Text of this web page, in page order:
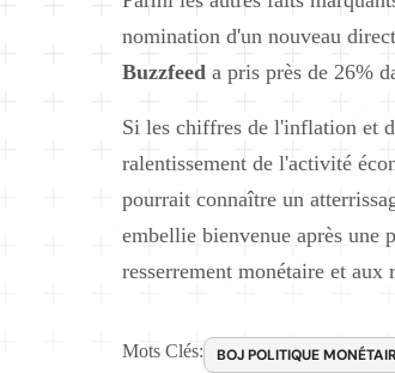
nomination d'un nouveau
Buzzfeed a pris près de 26%
Si les chiffres de l'inflation et
ralentissement de l'activité
pourrait connaître un
embellie bienvenue après une
resserrement monétaire et aux
Mots Clés:
BOJ POLITIQUE